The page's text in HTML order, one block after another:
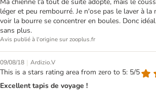
léger et peu rembourré. Je n'ose pas le laver à la
voir la bourre se concentrer en boules. Donc
sans plus.
Avis publié à l'origine sur zooplus.fr
09/08/18 | Ardizio.V
This is a stars rating area from zero to 5: 5/5
Excellent tapis de voyage !